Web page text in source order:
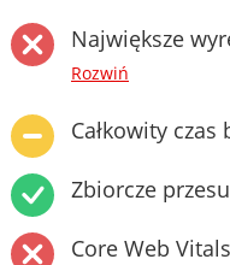
Największe
Rozwiń
Całkowity czas
Zbiorcze
Core Web Vitals